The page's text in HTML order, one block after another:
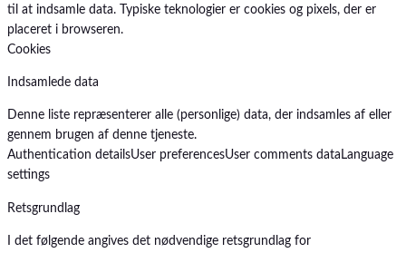
til at indsamle data. Typiske teknologier er cookies og pixels, der er
placeret i browseren.
Cookies
Indsamlede data
Denne liste repræsenterer alle (personlige) data, der indsamles af eller
gennem brugen af denne tjeneste.
Authentication detailsUser preferencesUser comments data Language
settings
Retsgrundlag
I det følgende angives det nødvendige retsgrundlag for